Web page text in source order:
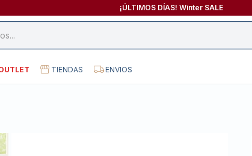
¡ÚLTIMOS DÍAS! Winter SALE
TIENDAS ENVIOS